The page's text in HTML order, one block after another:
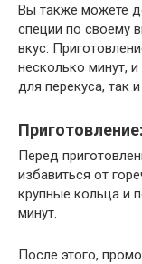
Вы также можете
специи по своему
вкус.
несколько минут,
для перекуса, так
Приготовление:
Перед
избавиться от
крупные кольца и
минут.
После этого,